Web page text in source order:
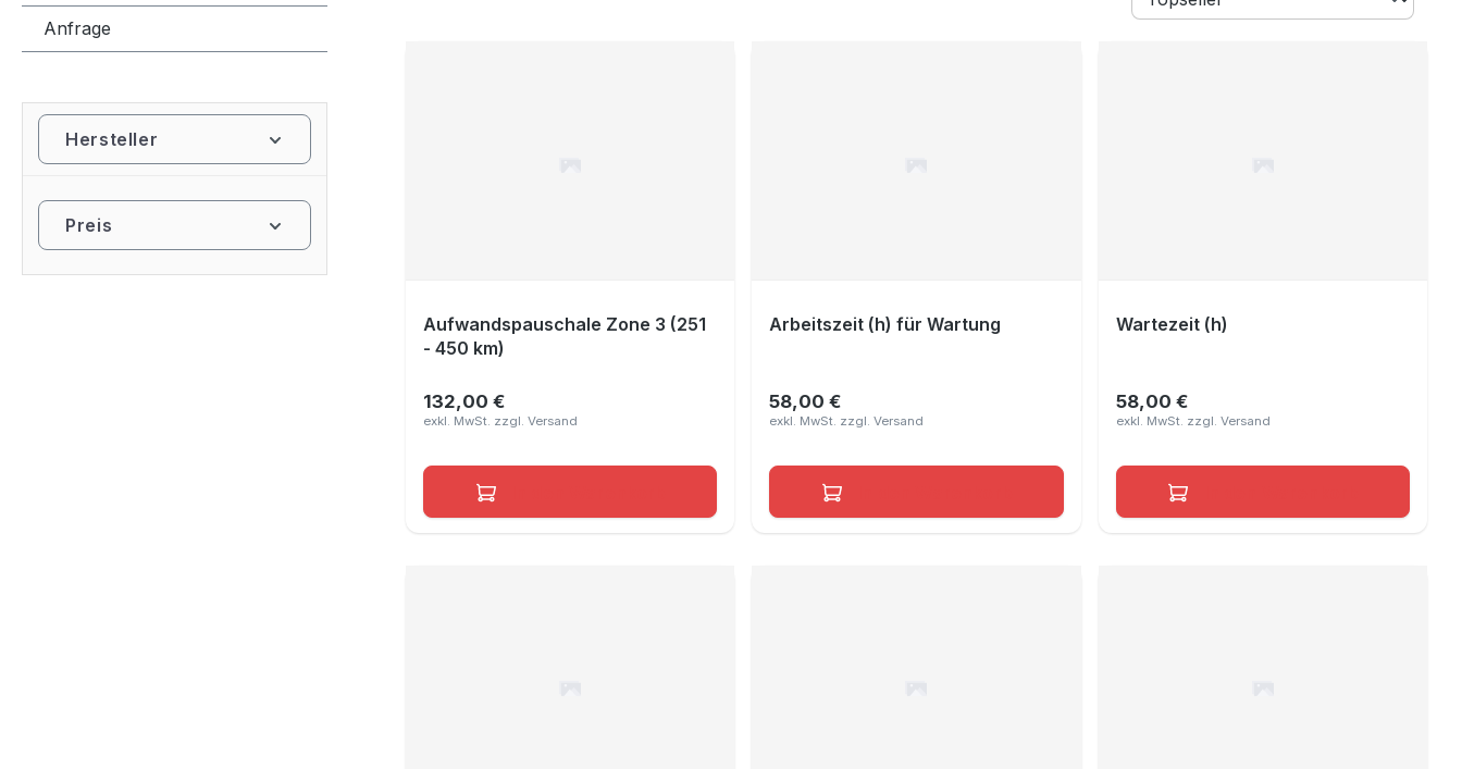
Anfrage
Hersteller
Preis
Aufwandspauschale Zone 3 (251
- 450 km)
Regulärer Preis:
132,00 €
Arbeitszeit (h) für Wartung
Regulärer Preis:
58,00 €
Wartezeit (h)
Regulärer Preis:
58,00 €